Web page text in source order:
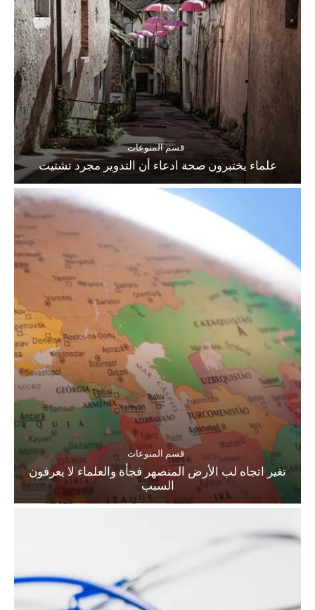
قسم المنوعات
علماء يختبرون صحة ادعاء أن التدوير مجرد تشتيت
قسم المنوعات
تغير اتجاه لب الأرض المنصهر فجأة والعلماء لا يعرفون
السبب